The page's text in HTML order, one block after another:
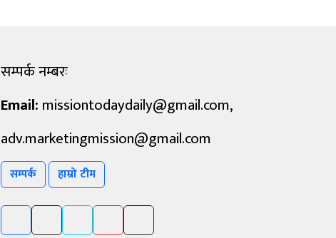
सम्पर्क नम्बरः
Email: missiontodaydaily@gmail.com,
adv.marketingmission@gmail.com
सम्पर्क हाम्रो टीम